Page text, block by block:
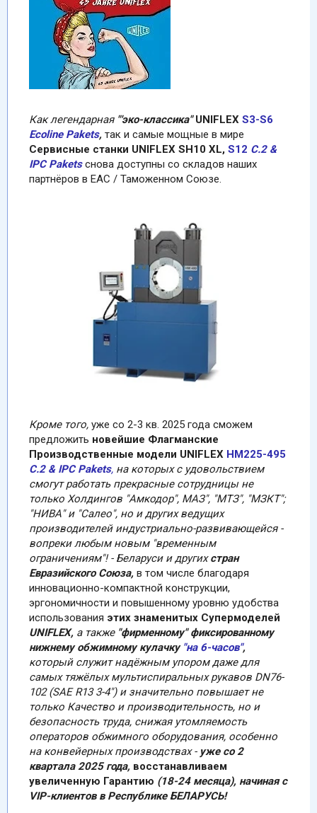
Как легендарная "'эко-классика" UNIFLEX S3-S6
Ecoline Pakets, так и самые мощные в мире
Сервисные станки UNIFLEX SH10 XL, S12 С.2 &
IPC Paketsснова доступны со складов наших
партнёров в ЕАС / Таможенном Союзе.
Кроме того, уже со 2-3 кв. 2025 года сможем
предложить новейшие Флагманские
Производственные модели UNIFLEX НМ225-495
С.2 & IPC Pakets, на которых с удовольствием
смогут работать прекрасные сотрудницы не
только Холдингов "Амкодор", МАЗ", "МТЗ", "МЗКТ";
"НИВА" и "Салео", но и других ведущих
производителей индустриально-развивающейся -
вопреки любым новым "временным
ограничениям"! - Беларуси и другихстран
Евразийского Союза, в том числе благодаря
инновационно-компактной конструкции,
эргономичности и повышенному уровню удобства
использования этих знаменитых Супермоделей
UNIFLEX, а также "фирменному" фиксированному
нижнему обжимному кулачку "на 6-часов",
который служит надёжным упором даже для
самых тяжёлых мультиспиральных рукавов DN76-
102 (SAE R13 3-4") и значительно повышает не
только Качество и производительность, но и
безопасность труда, снижая утомляемость
операторов обжимного оборудования, особенно
на конвейерных производствах -уже со 2
квартала 2025 года, восстанавливаем
увеличенную Гарантию (18-24 месяца), начиная с
VIP-клиентов в Республике БЕЛАРУСЬ!